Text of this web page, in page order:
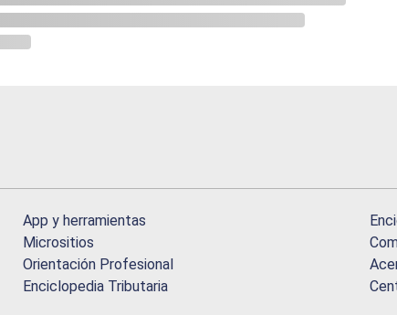
App y herramientas
Micrositios
Orientación Profesional
Enciclopedia Tributaria